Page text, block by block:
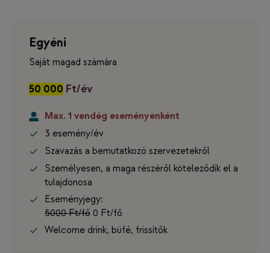
Egyéni
Saját magad számára
50 000 Ft/év
Max. 1 vendég eseményenként
3 esemény/év
Szavazás a bemutatkozó szervezetekről
Személyesen, a maga részéről köteleződik el a
tulajdonosa
Eseményjegy:
5000 Ft/fő 0 Ft/fő
Welcome drink, büfé, frissítők